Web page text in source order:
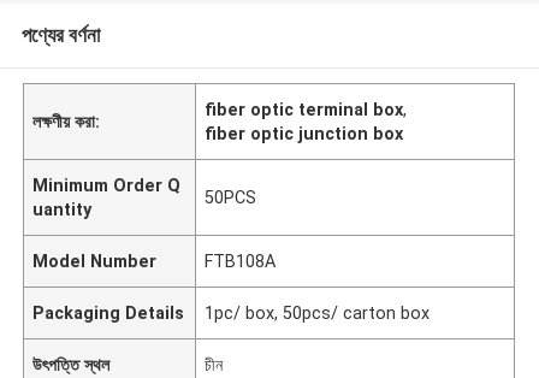
পণ্যের বর্ণনা
লক্ষণীয় করা:
fiber optic terminal box,
fiber optic junction box
Minimum Order Q
uantity
50PCS
Model Number FTB108A
Packaging Details 1pc/ box, 50pcs/ carton box
উৎপত্তি স্থল চীন